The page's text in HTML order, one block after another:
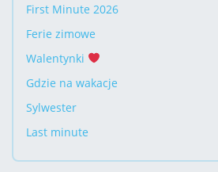
First Minute 2026
Ferie zimowe
Walentynki
Gdzie na wakacje
Sylwester
Last minute